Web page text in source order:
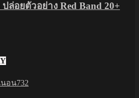
ล่อยตัวอย่าง Red Band 20+
นอน732